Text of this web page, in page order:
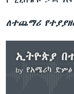
ለተጨማሪ
by የአሜሪካ ድምፅ
No